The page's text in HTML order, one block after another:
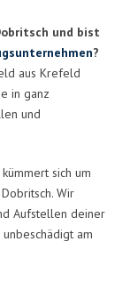
und bist
?
aus Krefeld
in ganz
und
sich um
Wir
Aufstellen deiner
am